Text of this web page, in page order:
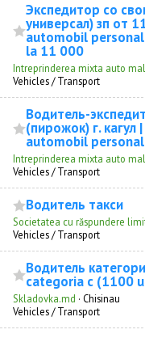
Экспедитор со
универсал) зп от
automobil
la 11 000
Intreprinderea mixta auto
Vehicles / Transport
Водитель-
(пирожок) г.
automobil
Intreprinderea mixta auto
Vehicles / Transport
Водитель такси
Societatea cu răspundere
Vehicles / Transport
Водитель
categoria с (1100
Skladovka.md · Chisinau
Vehicles / Transport